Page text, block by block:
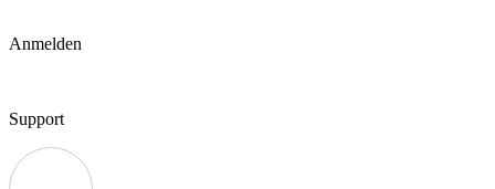
Anmelden
Support